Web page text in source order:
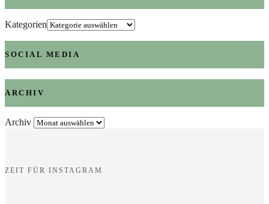
Kategorien
SOCIAL MEDIA
ARCHIV
Archiv
ZEIT FÜR INSTAGRAM